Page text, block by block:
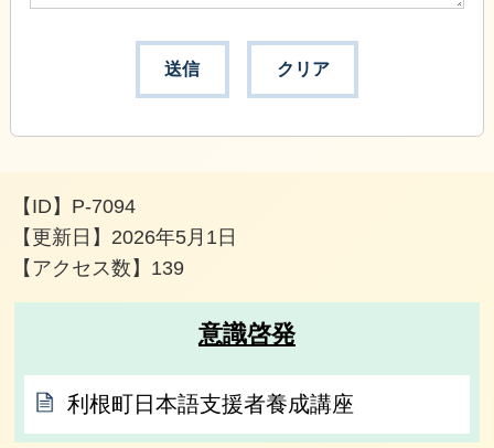
【ID】 P-7094
【更新日】 2026年5月1日
【アクセス数】 139
意識啓発
利根町日本語支援者養成講座